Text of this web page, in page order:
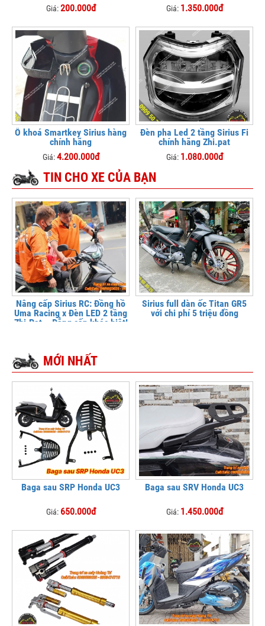
Giá:200.000đ Giá: 1.350.000đ
Ổ khoá Smartkey Sirius hàng
chính hãng
Giá:4.200.000đ
Đèn pha Led 2 tầng Sirius Fi
chính hãng Zhi.pat
Giá: 1.080.000đ
TIN CHO XE CỦA BẠN
Nâng cấp Sirius RC: Đồng hồ
Uma Racing x Đèn LED 2 tầng
Zhi.Pat – Đẳng cấp khác biệt!
Sirius full dàn ốc Titan GR5
với chi phí 5 triệu đồng
MỚI NHẤT
Baga sau SRP Honda UC3
Giá: 650.000đ
Baga sau SRV Honda UC3
Giá: 1.450.000đ